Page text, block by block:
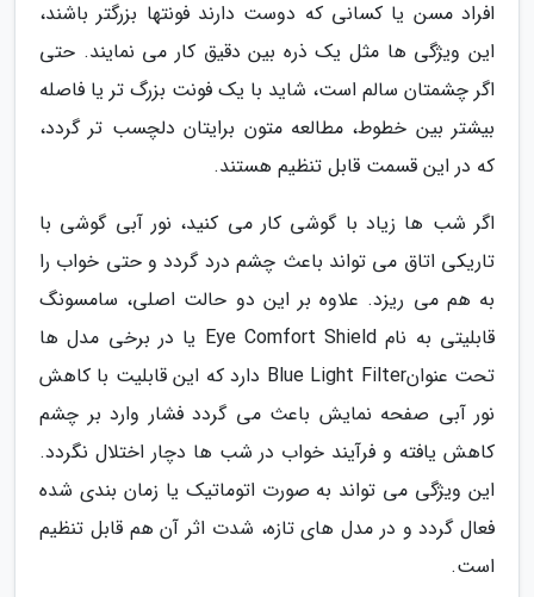
افراد مسن یا کسانی که دوست دارند فونتها بزرگتر باشند،
این ویژگی ها مثل یک ذره بین دقیق کار می نمایند. حتی
اگر چشمتان سالم است، شاید با یک فونت بزرگ تر یا فاصله
بیشتر بین خطوط، مطالعه متون برایتان دلچسب تر گردد،
که در این قسمت قابل تنظیم هستند.
اگر شب ها زیاد با گوشی کار می کنید، نور آبی گوشی با
تاریکی اتاق می تواند باعث چشم درد گردد و حتی خواب را
به هم می ریزد. علاوه بر این دو حالت اصلی، سامسونگ
قابلیتی به نام Eye Comfort Shield یا در برخی مدل ها
تحت عنوانBlue Light Filter دارد که این قابلیت با کاهش
نور آبی صفحه نمایش باعث می گردد فشار وارد بر چشم
کاهش یافته و فرآیند خواب در شب ها دچار اختلال نگردد.
این ویژگی می تواند به صورت اتوماتیک یا زمان بندی شده
فعال گردد و در مدل های تازه، شدت اثر آن هم قابل تنظیم
است.